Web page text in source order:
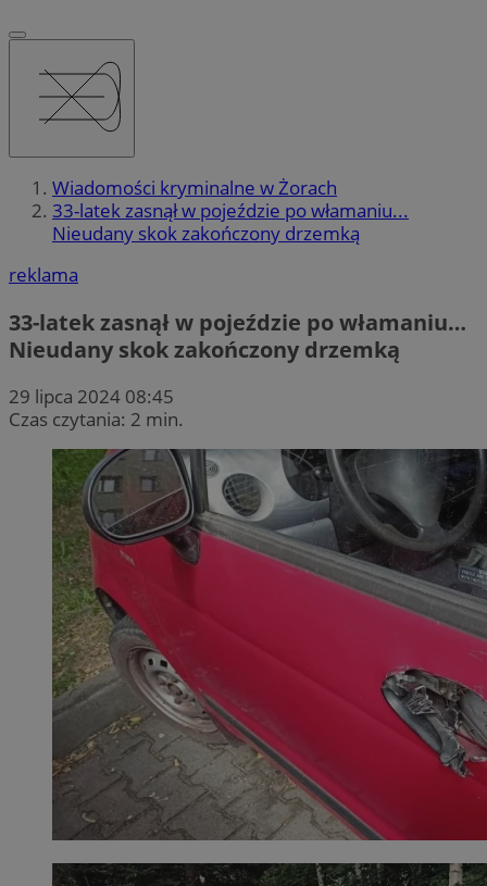
Wiadomości kryminalne w Żorach
33-latek zasnął w pojeździe po włamaniu...
Nieudany skok zakończony drzemką
reklama
33-latek zasnął w pojeździe po włamaniu…
Nieudany skok zakończony drzemką
29 lipca 2024 08:45
Czas czytania: 2 min.